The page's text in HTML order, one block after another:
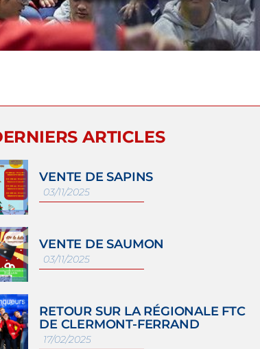
ARTICLES
VENTE DE SAPINS
03/11/2025
VENTE DE SAUMON
03/11/2025
RETOUR SUR LA RÉGIONALE FTC
DE CLERMONT-FERRAND
17/02/2025